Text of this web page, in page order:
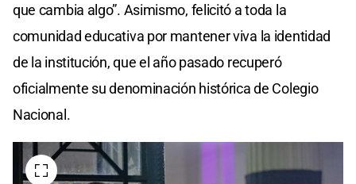
que cambia algo”. Asimismo, felicitó a toda la
comunidad educativa por mantener viva la identidad
de la institución, que el año pasado recuperó
oficialmente su denominación histórica de Colegio
Nacional.